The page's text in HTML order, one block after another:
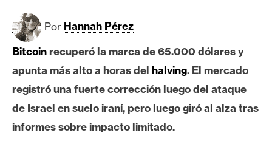
i
t
c
o
n
Por Hannah Pérez
Bitcoinrecuperó la marca de 65.000 dólares y
apunta más alto a horas del halving. El mercado
registró una fuerte corrección luego del ataque
de Israel en suelo iraní, pero luego giró al alza tras
informes sobre impacto limitado.